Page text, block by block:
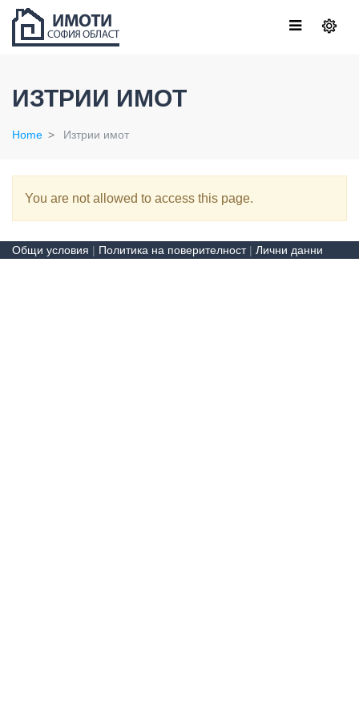
ИЗТРИИ ИМОТ
Home Изтрии имот
You are not allowed to access this page.
Общи условия | Политика на поверителност| Лични данни